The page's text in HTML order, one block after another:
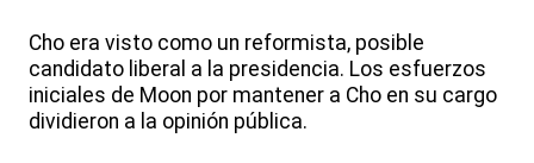
Cho era visto como un reformista, posible
candidato liberal a la presidencia. Los esfuerzos
iniciales de Moon por mantener a Cho en su cargo
dividieron a la opinión pública.